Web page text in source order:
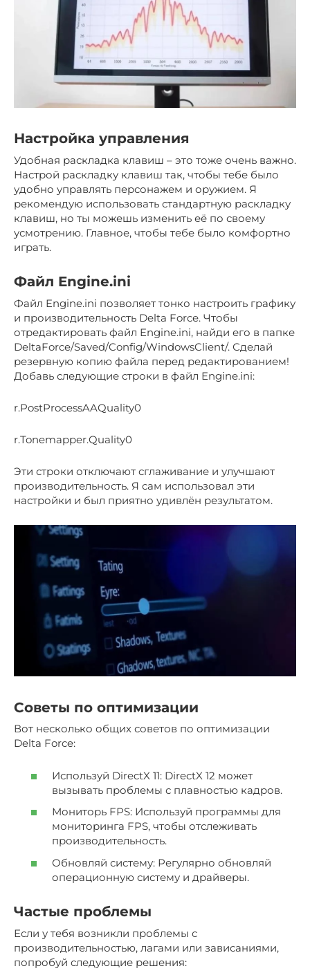
Настройка управления
Удобная раскладка клавиш – это тоже очень важно.
Настрой раскладку клавиш так, чтобы тебе было
удобно управлять персонажем и оружием. Я
рекомендую использовать стандартную раскладку
клавиш, но ты можешь изменить её по своему
усмотрению. Главное, чтобы тебе было комфортно
играть.
Файл Engine.ini
Файл Engine.ini позволяет тонко настроить графику
и производительность Delta Force. Чтобы
отредактировать файл Engine.ini, найди его в папке
DeltaForce/Saved/Config/WindowsClient/. Сделай
резервную копию файла перед редактированием!
Добавь следующие строки в файл Engine.ini:
r.PostProcessAAQuality0
r.Tonemapper.Quality0
Эти строки отключают сглаживание и улучшают
производительность. Я сам использовал эти
настройки и был приятно удивлён результатом.
Советы по оптимизации
Вот несколько общих советов по оптимизации
Delta Force:
Используй DirectX 11: DirectX 12 может
вызывать проблемы с плавностью кадров.
Мониторь FPS: Используй программы для
мониторинга FPS, чтобы отслеживать
производительность.
Обновляй систему: Регулярно обновляй
операционную систему и драйверы.
Частые проблемы
Если у тебя возникли проблемы с
производительностью, лагами или зависаниями,
попробуй следующие решения: